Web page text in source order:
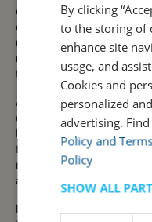
corazón del Algarve,
extensas y
mejores campos de golf
naturaleza, este es el
todo lo que el Algarve
A solo 4 km se encuentra
que garantiza
Para disfrutar de
famoso Zoomarine está a
mientras que el
acuáticos más grandes
By clicking
to the storing of
enhance site
usage, and
Cookies and
personalized
advertising.
Policy and
Policy
SHOW ALL